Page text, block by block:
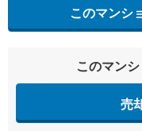
このマンシ
このマン
売